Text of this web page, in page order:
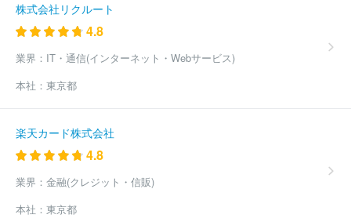
株式会社リクルート
4.8
業界： IT・通信(インターネット・Webサービス)
本社： 東京都
楽天カード株式会社
4.8
業界： 金融(クレジット・信販)
本社： 東京都